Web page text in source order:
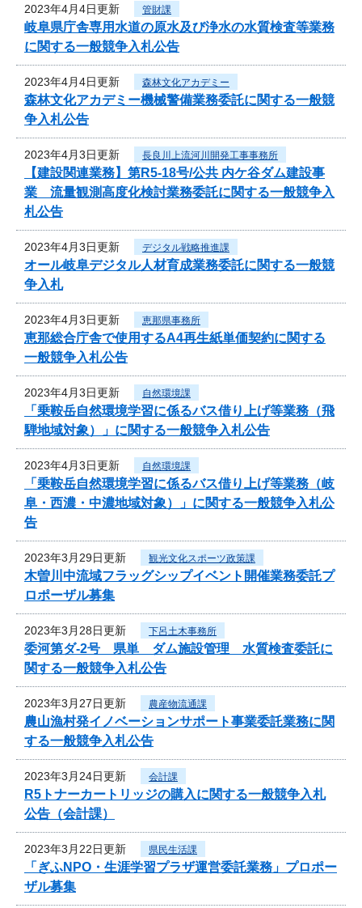
2023年4月4日更新 管財課
岐阜県庁舎専用水道の原水及び浄水の水質検査等業務
に関する一般競争入札公告
2023年4月4日更新 森林文化アカデミー
森林文化アカデミー機械警備業務委託に関する一般競
争入札公告
2023年4月3日更新 長良川上流河川開発工事事務所
【建設関連業務】第R5-18号/公共 内ケ谷ダム建設事
業 流量観測高度化検討業務委託に関する一般競争入
札公告
2023年4月3日更新 デジタル戦略推進課
オール岐阜デジタル人材育成業務委託に関する一般競
争入札
2023年4月3日更新 恵那県事務所
恵那総合庁舎で使用するA4再生紙単価契約に関する
一般競争入札公告
2023年4月3日更新 自然環境課
「乗鞍岳自然環境学習に係るバス借り上げ等業務（飛
騨地域対象）」に関する一般競争入札公告
2023年4月3日更新 自然環境課
「乗鞍岳自然環境学習に係るバス借り上げ等業務（岐
阜・西濃・中濃地域対象）」に関する一般競争入札公
告
2023年3月29日更新 観光文化スポーツ政策課
木曽川中流域フラッグシップイベント開催業務委託プ
ロポーザル募集
2023年3月28日更新 下呂土木事務所
委河第ダ-2号 県単 ダム施設管理 水質検査委託に
関する一般競争入札公告
2023年3月27日更新 農産物流通課
農山漁村発イノベーションサポート事業委託業務に関
する一般競争入札公告
2023年3月24日更新 会計課
R5トナーカートリッジの購入に関する一般競争入札
公告（会計課）
2023年3月22日更新 県民生活課
「ぎふNPO・生涯学習プラザ運営委託業務」プロポー
ザル募集